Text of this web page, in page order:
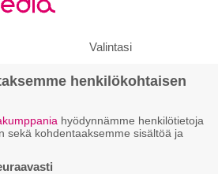
Weezer-
tulee
Valintasi
henkilökohtaisen
hyödynnämme henkilötietoja
sekä kohdentaaksemme sisältöä ja